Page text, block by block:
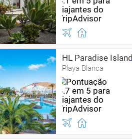
HL Paradise Island
Playa Blanca